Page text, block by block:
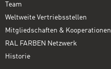
Team
Weltweite Vertriebsstellen
Mitgliedschaften & Kooperationen
RAL FARBEN Netzwerk
Historie